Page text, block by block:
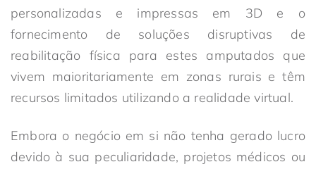
personalizadas e impressas em 3D e o
fornecimento de soluções disruptivas de
reabilitação física para estes amputados que
vivem maioritariamente em zonas rurais e têm
recursos limitados utilizando a realidade virtual.
Embora o negócio em si não tenha gerado lucro
devido à sua peculiaridade, projetos médicos ou